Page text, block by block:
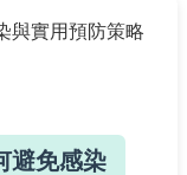
避免感染